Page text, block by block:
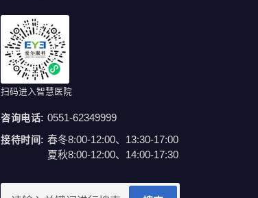
扫码进入智慧医院
咨询电话: 0551-62349999
接待时间: 春冬8:00-12:00、13:30-17:00
夏秋8:00-12:00、14:00-17:30